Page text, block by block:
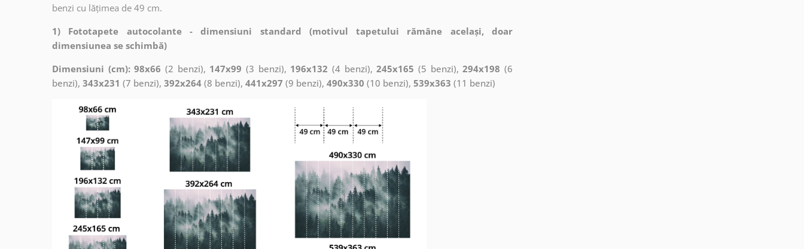
benzi cu lățimea de 49 cm.
1) Fototapete autocolante - dimensiuni standard (motivul tapetului rămâne același, doar
dimensiunea se schimbă)
Dimensiuni (cm): 98x66 (2 benzi), 147x99 (3 benzi), 196x132 (4 benzi),245x165 (5 benzi),294x198 (6
benzi), 343x231 (7 benzi), 392x264 (8 benzi), 441x297 (9 benzi), 490x330 (10 benzi), 539x363 (11 benzi)